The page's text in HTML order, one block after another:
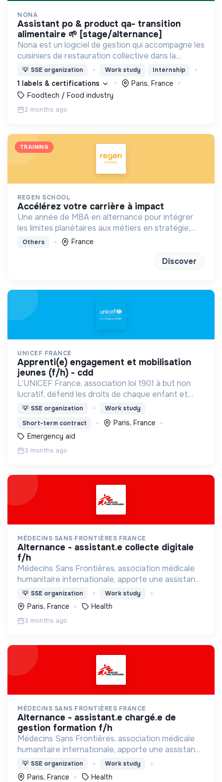
NONA
assistant po & product qa- transition
alimentaire 🌱 [stage/alternance]
Nona est un logiciel de gestion qui accompagne les
cuisiniers de restauration collective dans la
transition alimentaire de leur établissement.
💡 SSE organization Work study Internship
1 labels & certifications
Paris, France
Foodtech / Food industry
2 months ago
TRAINING
REGEN SCHOOL
accélérez votre carrière à impact
Une année de MBA en alternance pour intégrer
les limites planétaires aux métiers en stratégie,
marketing, finance et achats
Others France
Discover
UNICEF FRANCE
apprenti(e) engagement et mobilisation
jeunes (f/h) - cdd
L’UNICEF France, association loi 1901 à but non
lucratif, défend les droits de chaque enfant et
adolescent d’où qu’il vienne.
💡 SSE organization
Work study
Short-term contract
Paris, France
Emergency aid
3 months ago
MÉDECINS SANS FRONTIÈRES FRANCE
alternance - assistant.e collecte digitale
f/h
Médecins Sans Frontières, association médicale
humanitaire internationale, apporte une assistance
médicale à des populations dont la vie est
menacée.
💡 SSE organization Work study
Paris, France Health
3 months ago
MÉDECINS SANS FRONTIÈRES FRANCE
alternance - assistant.e chargé.e de
gestion formation f/h
Médecins Sans Frontières, association médicale
humanitaire internationale, apporte une assistance
médicale à des populations dont la vie est
menacée.
💡 SSE organization Work study
Paris, France Health